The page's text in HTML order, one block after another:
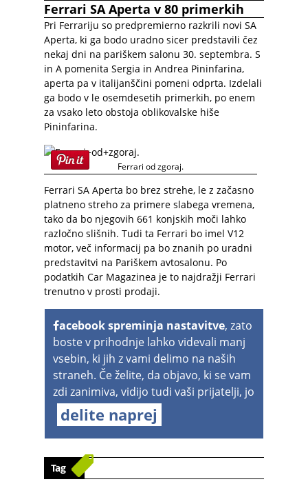
Ferrari SA Aperta v 80 primerkih
Pri Ferrariju so predpremierno razkrili novi SA
Aperta, ki ga bodo uradno sicer predstavili čez
nekaj dni na pariškem salonu 30. septembra. S
in A pomenita Sergia in Andrea Pininfarina,
aperta pa v italijanščini pomeni odprta. Izdelali
ga bodo v le osemdesetih primerkih, po enem
za vsako leto obstoja oblikovalske hiše
Pininfarina.
Ferrari od zgoraj.
Ferrari SA Aperta bo brez strehe, le z začasno
platneno streho za primere slabega vremena,
tako da bo njegovih 661 konjskih moči lahko
razločno slišnih. Tudi ta Ferrari bo imel V12
motor, več informacij pa bo znanih po uradni
predstavitvi na Pariškem avtosalonu. Po
podatkih Car Magazinea je to najdražji Ferrari
trenutno v prosti prodaji.
acebook spreminja nastavitve, zato
boste v prihodnje lahko videvali manj
vsebin, ki jih z vami delimo na naših
straneh. Če želite, da objavo, ki se vam
zdi zanimiva, vidijo tudi vaši prijatelji, jo
delite naprej
Tag